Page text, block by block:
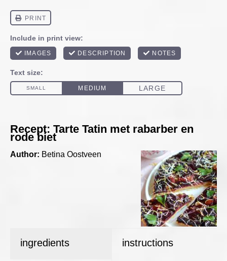
Recept: Tarte Tatin met rabarber en
rode biet
Author: Betina Oostveen
ingredients instructions